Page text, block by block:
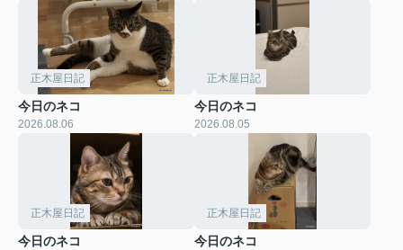
正木屋日記
今日のネコ
2026.08.06
正木屋日記
今日のネコ
2026.08.05
正木屋日記
今日のネコ
正木屋日記
今日のネコ